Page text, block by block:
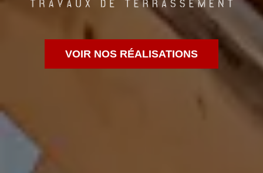
VOIR NOS RÉALISATIONS